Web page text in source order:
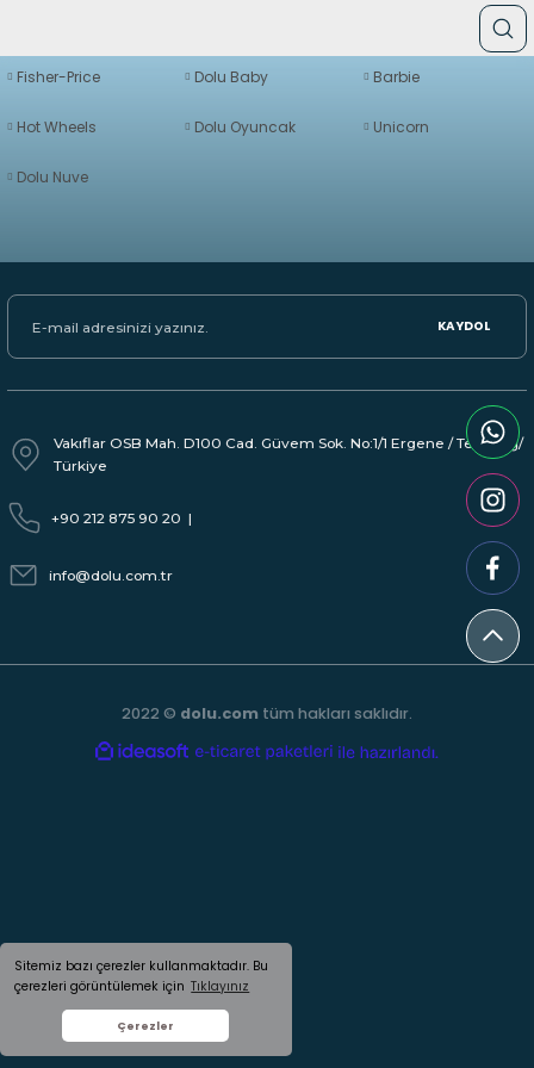
Sitemiz bazı çerezler kullanmaktadır. Bu
çerezleri görüntülemek için Tıklayınız
Çerezler
Fisher-Price Dolu Baby Barbie
Hot Wheels Dolu Oyuncak Unicorn
Dolu Nuve
KAYDOL
Vakıflar OSB Mah. D100 Cad. Güvem Sok. No:1/1 Ergene / Tekirdağ/
Türkiye
+90 212 875 90 20 |
info@dolu.com.tr
2022 © dolu.com tüm hakları saklıdır.
ideasoft
e-